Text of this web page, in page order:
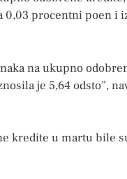
procentni poen i
na ukupno
je 5,64 odsto”,
kredite u martu bile